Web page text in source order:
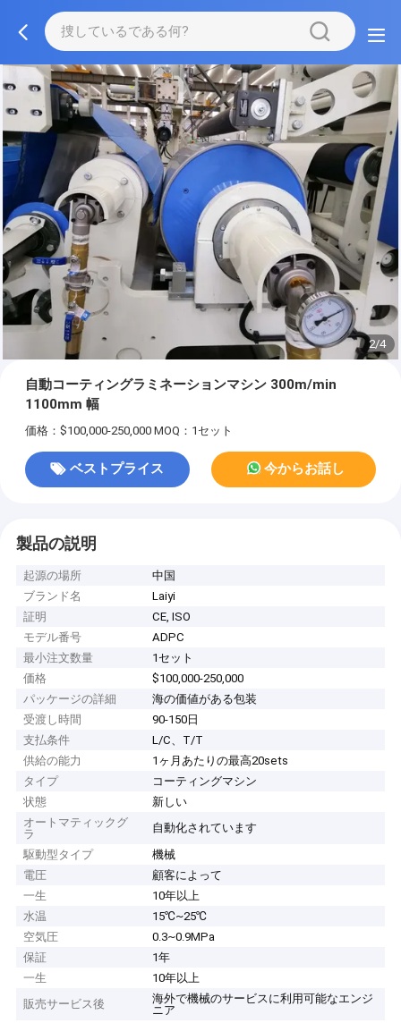
2/4
自動コーティングラミネーションマシン 300m/min
1100mm 幅
価格：$100,000-250,000 MOQ：1セット
ベストプライス 今からお話し
製品の説明
起源の場所
中国
ブランド名
Laiyi
証明
CE, ISO
モデル番号
ADPC
最小注文数量
1セット
価格
$100,000-250,000
パッケージの詳細
海の価値がある包装
受渡し時間
90-150日
支払条件
L/C、T/T
供給の能力
1ヶ月あたりの最高20sets
タイプ
コーティングマシン
状態
新しい
オートマティックグ
ラ
自動化されています
駆動型タイプ
機械
電圧
顧客によって
一生
10年以上
水温
15℃~25℃
空気圧
0.3~0.9MPa
保証
1年
一生
10年以上
販売サービス後
海外で機械のサービスに利用可能なエンジ
ニア